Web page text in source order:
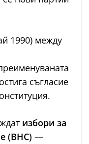
1990) между
съгласие
избори за
(ВНС) —